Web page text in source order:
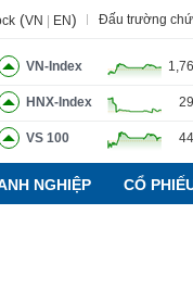
(VN EN) Đấu trường
VN-Index
HNX-Index
VS 100
NGHIỆP CỔ
khoán Lãnh đạo